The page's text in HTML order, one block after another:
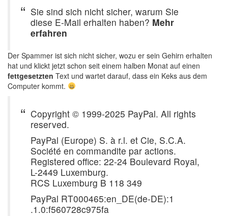
Sie sind sich nicht sicher, warum Sie
diese E-Mail erhalten haben? Mehr
erfahren
Der Spammer ist sich nicht sicher, wozu er sein Gehirn erhalten
hat und klickt jetzt schon seit einem halben Monat auf einen
fettgesetzten Text und wartet darauf, dass ein Keks aus dem
Computer kommt.
Copyright © 1999-2025 PayPal. All rights
reserved.
PayPal (Europe) S. à r.l. et Cie, S.C.A.
Société en commandite par actions.
Registered office: 22-24 Boulevard Royal,
L-2449 Luxemburg.
RCS Luxemburg B 118 349
PayPal RT000465:en_DE(de-DE):1
.1.0:f560728c975fa